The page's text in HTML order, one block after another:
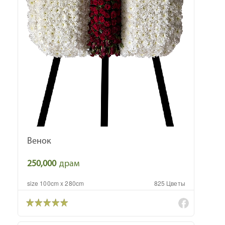
Венок
250,000 драм
size 100cm x 280cm 825 Цветы